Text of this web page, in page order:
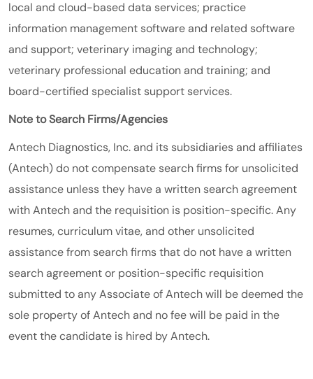
local and cloud-based data services; practice
information management software and related software
and support; veterinary imaging and technology;
veterinary professional education and training; and
board-certified specialist support services.
Note to Search Firms/Agencies
Antech Diagnostics, Inc. and its subsidiaries and affiliates
(Antech) do not compensate search firms for unsolicited
assistance unless they have a written search agreement
with Antech and the requisition is position-specific. Any
resumes, curriculum vitae, and other unsolicited
assistance from search firms that do not have a written
search agreement or position-specific requisition
submitted to any Associate of Antech will be deemed the
sole property of Antech and no fee will be paid in the
event the candidate is hired by Antech.